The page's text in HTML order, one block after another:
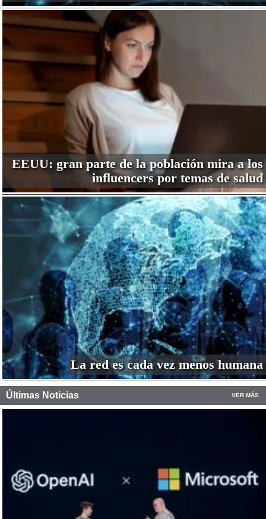
EEUU: gran parte de la población mira a los
influencers por temas de salud
La red es cada vez menos humana
Últimas Noticias VER MÁS